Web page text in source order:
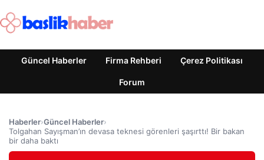
Güncel Haberler Firma Rehberi Çerez Politikası
Forum
Haberler›Güncel Haberler›
Tolgahan Sayışman’ın devasa teknesi görenleri şaşırttı! Bir bakan
bir daha baktı